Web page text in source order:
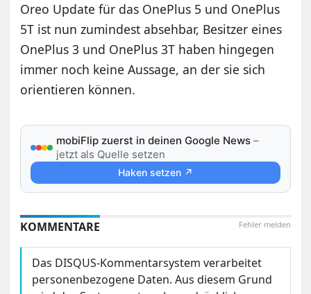
Oreo Update für das OnePlus 5 und OnePlus
5T ist nun zumindest absehbar, Besitzer eines
OnePlus 3 und OnePlus 3T haben hingegen
immer noch keine Aussage, an der sie sich
orientieren können.
mobiFlip zuerst in deinen Google News –
jetzt als Quelle setzen
Haken setzen ↗
Fehler melden
KOMMENTARE
Das DISQUS-Kommentarsystem verarbeitet
personenbezogene Daten. Aus diesem Grund